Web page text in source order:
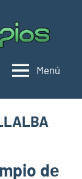
Menú
dе